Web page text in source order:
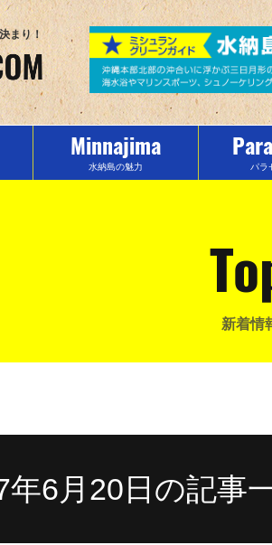
まり！
Minnajima
水納島の魅力 パラ
新着情
年6月20日の記事